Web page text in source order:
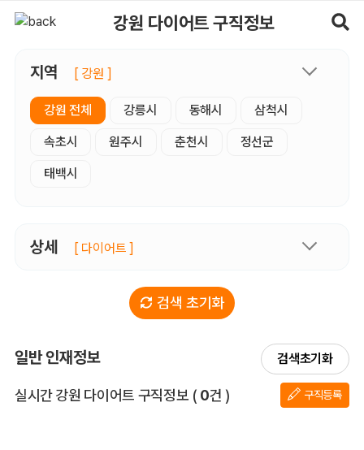
강원 다이어트 구직정보
지역 [ 강원 ]
강원 전체 강릉시 동해시 삼척시
속초시 원주시 춘천시 정선군
태백시
상세 [ 다이어트 ]
검색 초기화
일반 인재정보 검색초기화
실시간 강원 다이어트 구직정보 전체 목록
( 0건 ) 구직등록